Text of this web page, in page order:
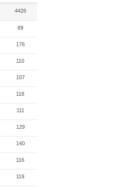
4426
89
176
110
107
118
111
129
140
116
119